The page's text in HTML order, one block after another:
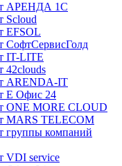
АРЕНДА 1С
Scloud
EFSOL
IT-LITE
ARENDA-IT
Е Офис 24
ONE MORE CLOUD
MARS TELECOM
компаний
VDI service